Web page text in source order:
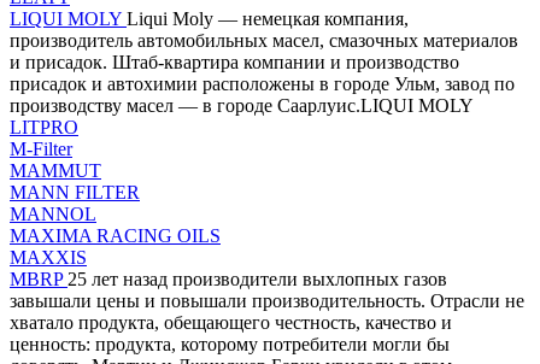
LIQUI MOLY Liqui Moly — немецкая компания,
производитель автомобильных масел, смазочных материалов
и присадок. Штаб-квартира компании и производство
присадок и автохимии расположены в городе Ульм, завод по
производству масел — в городе Саарлуис.LIQUI MOLY
LITPRO
M-Filter
MAMMUT
MANN FILTER
MANNOL
MAXIMA RACING OILS
MAXXIS
MBRP 25 лет назад производители выхлопных газов
завышали цены и повышали производительность. Отрасли не
хватало продукта, обещающего честность, качество и
ценность: продукта, которому потребители могли бы